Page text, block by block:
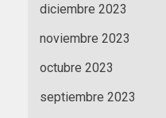
diciembre 2023
noviembre 2023
octubre 2023
septiembre 2023